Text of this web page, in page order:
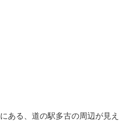
ある、道の駅多古の周辺が見え